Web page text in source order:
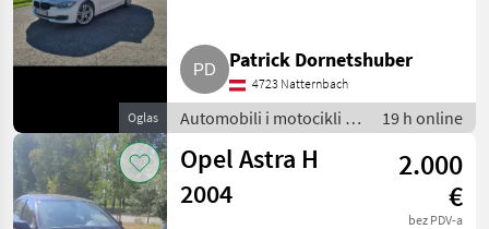
Oglas
Patrick Dornetshuber
4723 Natternbach
Automobili i motocikli /
Limuzine
19 h online
Opel Astra H
2004
2.000
€
bez PDV-a